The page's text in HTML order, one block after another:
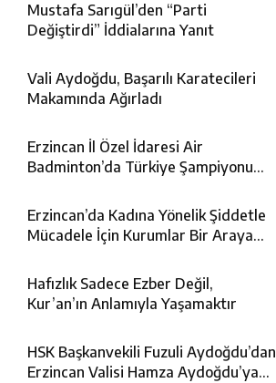
Mustafa Sarıgül’den “Parti
Değiştirdi” İddialarına Yanıt
Vali Aydoğdu, Başarılı Karatecileri
Makamında Ağırladı
Erzincan İl Özel İdaresi Air
Badminton’da Türkiye Şampiyonu
Erzincan’da Kadına Yönelik Şiddetle
Mücadele İçin Kurumlar Bir Araya
Hafızlık Sadece Ezber Değil,
Kur’an’ın Anlamıyla Yaşamaktır
HSK Başkanvekili Fuzuli Aydoğdu’dan
Erzincan Valisi Hamza Aydoğdu’ya